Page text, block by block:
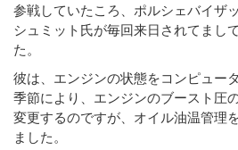
参戦していたころ、ポルシェバイザ
シュミット氏が毎回来日されてまし
た。
彼は、エンジンの状態をコンピュー
季節により、エンジンのブースト圧
変更するのですが、オイル油温管理
ました。